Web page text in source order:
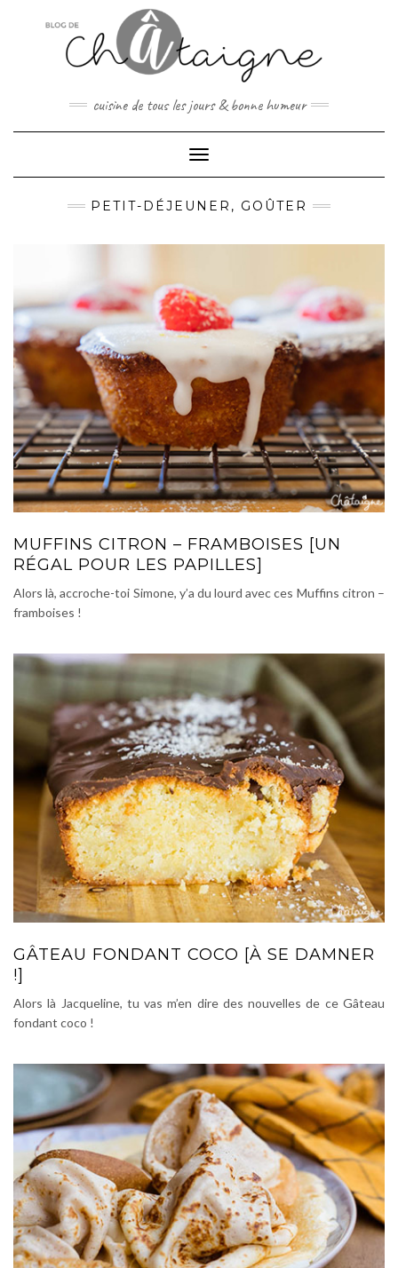
cuisine de tous les jours & bonne humeur
Toggle Navigation
PETIT-DÉJEUNER, GOÛTER
MUFFINS CITRON – FRAMBOISES [UN
RÉGAL POUR LES PAPILLES]
Alors là, accroche-toi Simone, y’a du lourd avec ces Muffins citron –
framboises !
GÂTEAU FONDANT COCO [À SE DAMNER
!]
Alors là Jacqueline, tu vas m’en dire des nouvelles de ce Gâteau
fondant coco !